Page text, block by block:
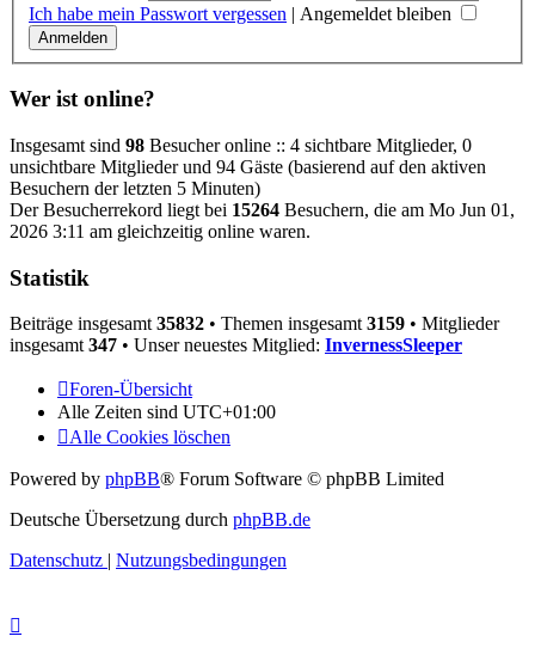
Ich habe mein Passwort vergessen | Angemeldet bleiben
Wer ist online?
Insgesamt sind 98 Besucher online :: 4 sichtbare Mitglieder, 0
unsichtbare Mitglieder und 94 Gäste (basierend auf den aktiven
Besuchern der letzten 5 Minuten)
Der Besucherrekord liegt bei 15264 Besuchern, die am Mo Jun 01,
2026 3:11 am gleichzeitig online waren.
Statistik
Beiträge insgesamt 35832 • Themen insgesamt 3159 • Mitglieder
insgesamt 347 • Unser neuestes Mitglied: InvernessSleeper
Foren-Übersicht
Alle Zeiten sind UTC+01:00
Alle Cookies löschen
Powered by phpBB® Forum Software © phpBB Limited
Deutsche Übersetzung durch phpBB.de
Datenschutz | Nutzungsbedingungen